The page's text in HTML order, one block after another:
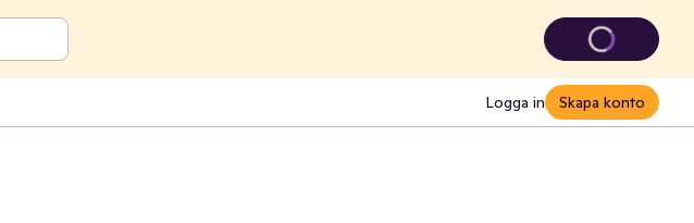
Logga in Skapa konto